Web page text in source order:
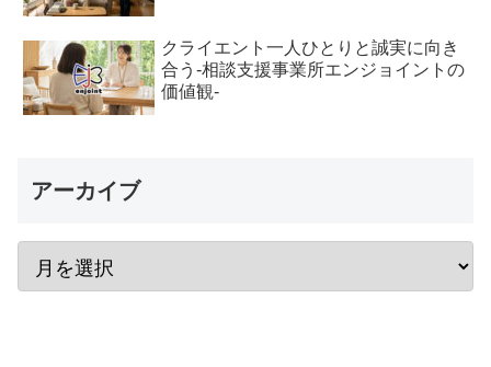
クライエント一人ひとりと誠実に向き
合う-相談支援事業所エンジョイントの
価値観-
アーカイブ